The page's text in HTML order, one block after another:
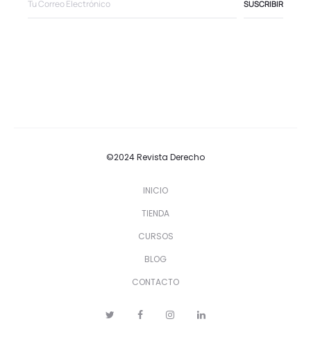
©2024 Revista Derecho
INICIO
TIENDA
CURSOS
BLOG
CONTACTO